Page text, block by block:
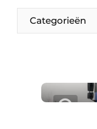
Categorieën
De Pen